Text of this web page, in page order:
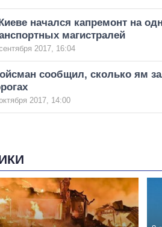
начался капремонт на
магистралей
2017, 16:04
сообщил, сколько ям
2017, 14:00